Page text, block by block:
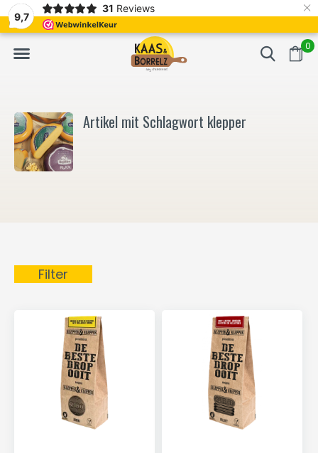
9,7
31 Reviews ×
0
Frisch geschnitten und vakuumverpackt. Meistens Lieferung
Artikel mit Schlagwort klepper
Filter